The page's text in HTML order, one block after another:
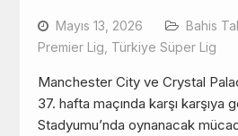
Mayıs 13, 2026 Bahis
Premier Lig Türkiye Süper Lig
Manchester City ve Crystal
37. hafta maçında karşı karşıya
Stadyumu’nda oynanacak